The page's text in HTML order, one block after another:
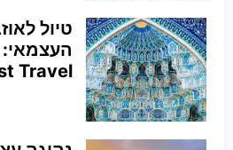
טיול
Travel